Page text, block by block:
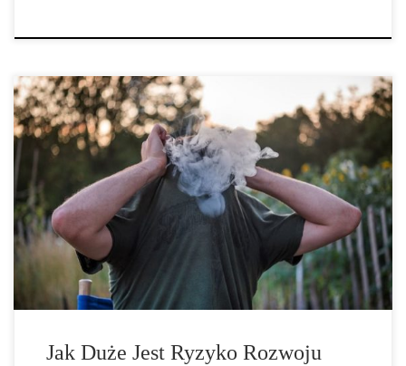
Pewna część użytkowników konopi indyjskich rozwija
uzależnienie od tej używki. Jak duża jest ich liczba, zbadał zespół
badawczy w ostatniej meta-analizie. Nie dla każdej osoby, która
pali, konsumpcja staje się problemem. Jednak niektórzy z
użytkowników rozwijają uzależnienie od marihuany. Do tej pory
regułą było: jedna na dziesięć osób używających konopi […]
Jak Duże Jest Ryzyko Rozwoju